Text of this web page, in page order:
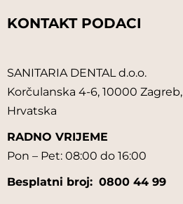
KONTAKT PODACI
SANITARIA DENTAL d.o.o.
Korčulanska 4-6, 10000 Zagreb,
Hrvatska
RADNO VRIJEME
Pon – Pet: 08:00 do 16:00
Besplatni broj: 0800 44 99